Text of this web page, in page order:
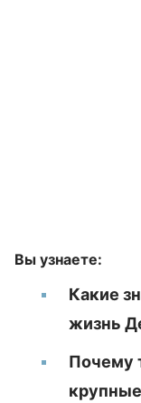
Вы узнаете:
Какие
жизнь
Почему